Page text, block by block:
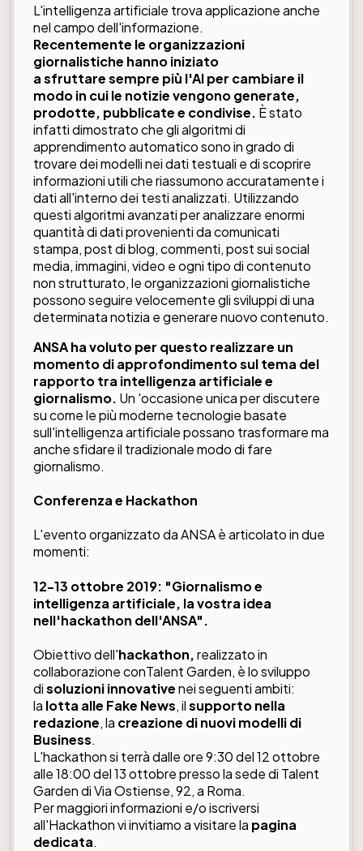
L'intelligenza artificiale trova applicazione anche
nel campo dell'informazione.
Recentemente le organizzazioni
giornalistiche hanno iniziato
a sfruttare sempre più l'AI per cambiare il
modo in cui le notizie vengono generate,
prodotte, pubblicate e condivise. È stato
infatti dimostrato che gli algoritmi di
apprendimento automatico sono in grado di
trovare dei modelli nei dati testuali e di scoprire
informazioni utili che riassumono accuratamente i
dati all'interno dei testi analizzati. Utilizzando
questi algoritmi avanzati per analizzare enormi
quantità di dati provenienti da comunicati
stampa, post di blog, commenti, post sui social
media, immagini, video e ogni tipo di contenuto
non strutturato, le organizzazioni giornalistiche
possono seguire velocemente gli sviluppi di una
determinata notizia e generare nuovo contenuto.
ANSA ha voluto per questo realizzare un
momento di approfondimento sul tema del
rapporto tra intelligenza artificiale e
giornalismo. Un 'occasione unica per discutere
su come le più moderne tecnologie basate
sull'intelligenza artificiale possano trasformare ma
anche sfidare il tradizionale modo di fare
giornalismo.
Conferenza e Hackathon
L'evento organizzato da ANSA è articolato in due
momenti:
12-13 ottobre 2019: "Giornalismo e
intelligenza artificiale, la vostra idea
nell'hackathon dell'ANSA".
Obiettivo dell'hackathon,realizzato in
collaborazione conTalent Garden, è lo sviluppo
disoluzioni innovativenei seguenti ambiti:
la lotta alle Fake News, ilsupporto nella
redazione, la creazione di nuovi modelli di
Business.
L'hackathon si terrà dalle ore 9:30 del 12 ottobre
alle 18:00 del 13 ottobre presso la sede di Talent
Garden di Via Ostiense, 92, a Roma.
Per maggiori informazioni e/o iscriversi
all'Hackathon vi invitiamo a visitare la pagina
dedicata.